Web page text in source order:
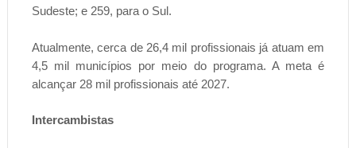
Sudeste; e 259, para o Sul.
Atualmente, cerca de 26,4 mil profissionais já atuam em
4,5 mil municípios por meio do programa. A meta é
alcançar 28 mil profissionais até 2027.
Intercambistas